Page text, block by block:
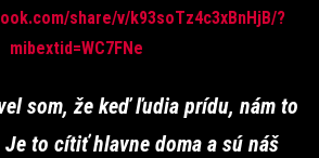
share/v/k93soTz4c3xBnHjB/?
mibextid=WC7FNe
som, že keď ľudia prídu, nám to
to cítiť hlavne doma a sú náš